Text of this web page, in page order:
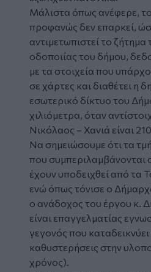
Μάλιστα όπως ανέφερε,
προφανώς δεν επαρκεί,
αντιμετωπιστεί το ζήτημα
οδοποιίας του δήμου,
με τα στοιχεία που
σε χάρτες και διαθέτει η
εσωτερικό δίκτυο του
χιλιόμετρα, όταν
Νικόλαος – Χανιά είναι
Να σημειώσουμε ότι τα
που συμπεριλαμβάνονται
έχουν υποδειχθεί από τα
ενώ όπως τόνισε ο
ο ανάδοχος του έργου κ.
είναι επαγγελματίας
γεγονός που
καθυστερήσεις στην
χρόνος).